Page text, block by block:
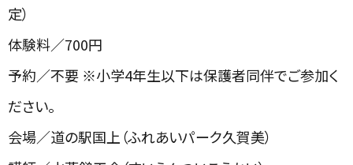
定）
体験料／700円
予約／不要 ※小学4年生以下は保護者同伴でご参加く
ださい。
会場／道の駅国上（ふれあいパーク久賀美）